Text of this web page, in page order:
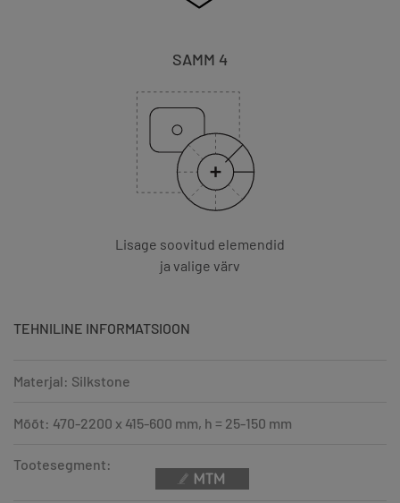
SAMM 4
Lisage soovitud elemendid
ja valige värv
TEHNILINE INFORMATSIOON
Materjal: Silkstone
Mõõt: 470-2200 x 415-600 mm, h = 25-150 mm
Tootesegment: